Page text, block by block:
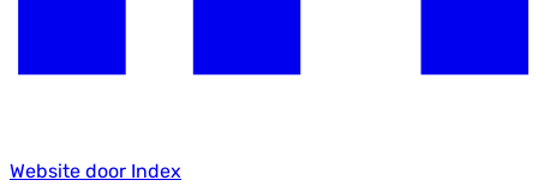
Website door Index